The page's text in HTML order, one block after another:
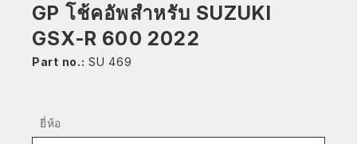
GP โช้คอัพสำหรับ SUZUKI
GSX-R 600 2022
Part no.: SU 469
ยี่ห้อ